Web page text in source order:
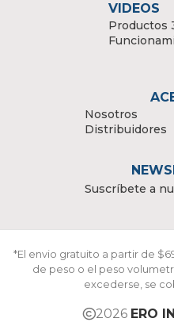
VIDEOS
Productos
Nosotros
Distribuidores
Suscríbete a
*El envio gratuito a partir de
de peso o el peso
excederse, se
2026 ERO